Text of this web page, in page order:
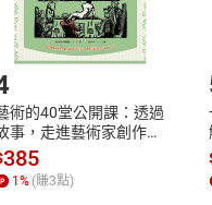
，下載書籍後看書
術的40堂公開課：透過
事，走進藝術家創作現
，看藝術如何誕生、如
形塑人類生活【電子
】
385
1% (賺3點)